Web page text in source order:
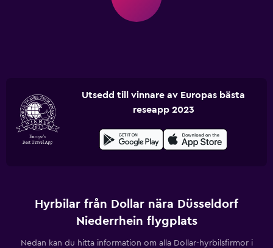
Utsedd till vinnare av Europas bästa
reseapp 2023
Hyrbilar från Dollar nära Düsseldorf
Niederrhein flygplats
Nedan kan du hitta information om alla Dollar-hyrbilsfirmor i